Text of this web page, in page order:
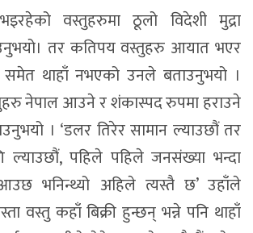
वस्तुहरुमा ठूलो विदेशी मुद्रा
तर कतिपय वस्तुहरु आयात भएर
थाहाँ नभएको उनले बताउनुभयो ।
नेपाल आउने र शंकास्पद रुपमा हराउने
। ‘डलर तिरेर सामान ल्याउछौं तर
ल्याउछौं, पहिले पहिले जनसंख्या भन्दा
भनिन्थ्यो अहिले त्यस्तै छ’ उहाँले
वस्तु कहाँ बिक्री हुन्छन् भन्ने पनि थाहाँ